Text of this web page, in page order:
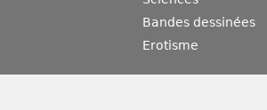
Bandes dessinées
Erotisme